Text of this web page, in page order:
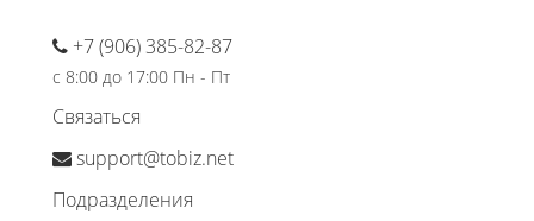
+7 (906) 385-82-87
с 8:00 до 17:00 Пн - Пт
Связаться
support@tobiz.net
Подразделения